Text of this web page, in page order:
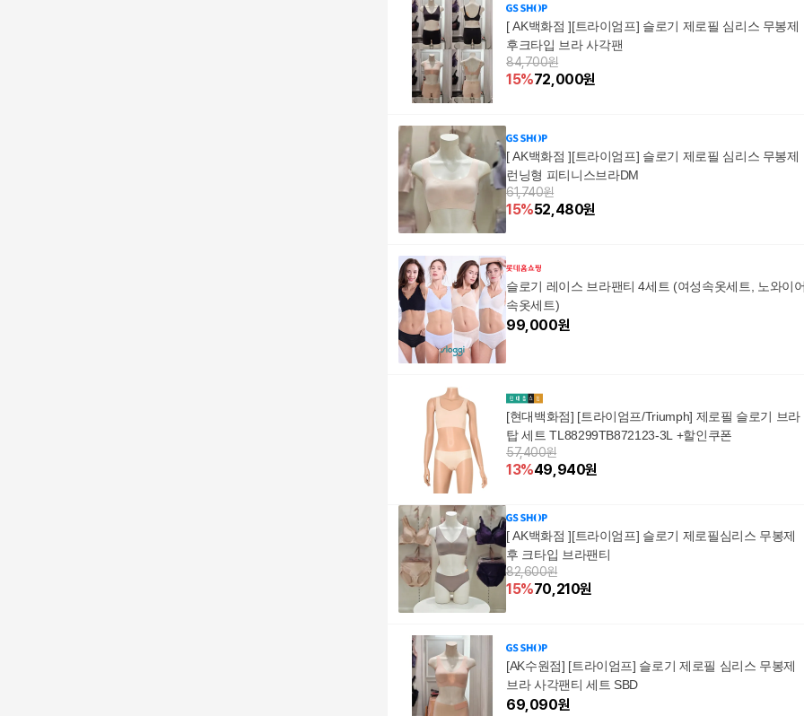
[ AK백화점 ][트라이엄프] 슬로기 제로필 심리스 무봉제
후크타입 브라 사각팬
84,700원
15%72,000원
[ AK백화점 ][트라이엄프] 슬로기 제로필 심리스 무봉제
런닝형 피티니스브라DM
61,740원
15%52,480원
슬로기 레이스 브라팬티 4세트 (여성속옷세트, 노와이
속옷세트)
99,000원
[현대백화점] [트라이엄프/Triumph] 제로필 슬로기 브라
탑 세트 TL88299TB872123-3L +할인쿠폰
57,400원
13%49,940원
[ AK백화점 ][트라이엄프] 슬로기 제로필심리스 무봉제
후 크타입 브라팬티
82,600원
15%70,210원
[AK수원점] [트라이엄프] 슬로기 제로필 심리스 무봉제
브라 사각팬티 세트 SBD
69,090원